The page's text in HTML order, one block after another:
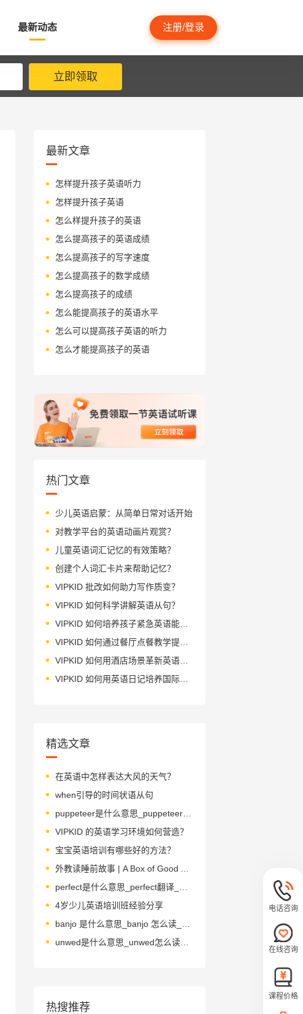
最新动态 注册/登录
立即领取
最新文章
怎样提升孩子英语听力
怎样提升孩子英语
怎么样提升孩子的英语
怎么提高孩子的英语成绩
怎么提高孩子的写字速度
怎么提高孩子的数学成绩
怎么提高孩子的成绩
怎么能提高孩子的英语水平
怎么可以提高孩子英语的听力
怎么才能提高孩子的英语
热门文章
少儿英语启蒙：从简单日常对话开始
对教学平台的英语动画片观赏？
儿童英语词汇记忆的有效策略？
创建个人词汇卡片来帮助记忆？
VIPKID 批改如何助力写作质变？
VIPKID 如何科学讲解英语从句？
VIPKID 如何培养孩子紧急英语能力？
VIPKID 如何通过餐厅点餐教学提升少儿英语应用能力？
VIPKID 如何用酒店场景革新英语教学？
VIPKID 如何用英语日记培养国际化人才？
精选文章
在英语中怎样表达大风的天气？
when引导的时间状语从句
puppeteer是什么意思_puppeteer怎么读_音标.pʌpi'tiә
VIPKID 的英语学习环境如何营造？
宝宝英语培训有哪些好的方法？
4岁少儿英语培训班经验分享
unwed是什么意思_unwed怎么读_音标ʌn'wed
热搜推荐
电话咨询
在线咨询
课程价格